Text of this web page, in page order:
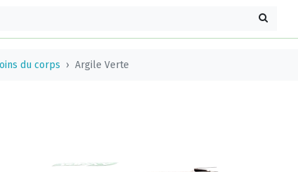
du corps Argile Verte